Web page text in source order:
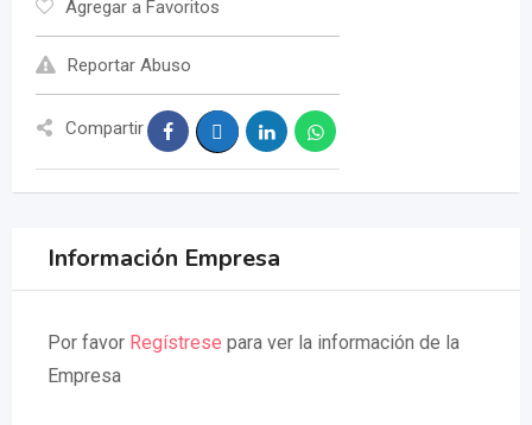
Agregar a Favoritos
Reportar Abuso
Compartir
Información Empresa
Por favor Regístrese para ver la información de la
Empresa